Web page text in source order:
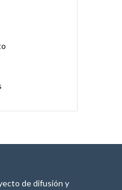
de difusión y